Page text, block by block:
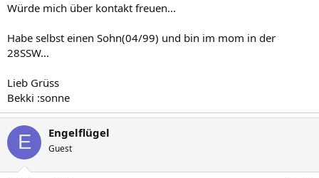
Würde mich über kontakt freuen...
Habe selbst einen Sohn(04/99) und bin im mom in der
28SSW...
Lieb Grüss
Bekki :sonne
E Engelflügel
Guest